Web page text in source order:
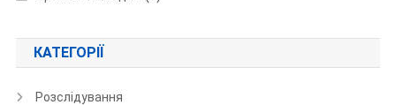
КАТЕГОРІЇ
Розслідування